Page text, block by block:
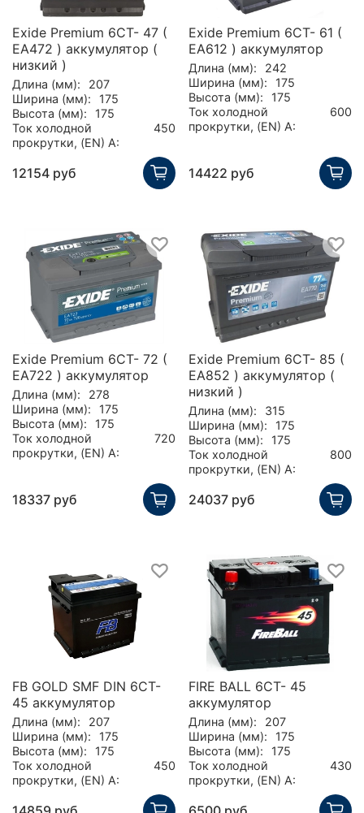
Exide Premium 6СТ- 47 (
EA472 ) аккумулятор (
низкий )
Длина (мм):
207
Ширина (мм):
175
Высота (мм):
175
Ток холодной
прокрутки, (EN) А:
450
12154 руб
Exide Premium 6СТ- 61 (
EA612 ) аккумулятор
Длина (мм):
242
Ширина (мм):
175
Высота (мм):
175
Ток холодной
прокрутки, (EN) А:
600
14422 руб
Exide Premium 6СТ- 72 (
EA722 ) аккумулятор
Длина (мм):
278
Ширина (мм):
175
Высота (мм):
175
Ток холодной
прокрутки, (EN) А:
720
18337 руб
Exide Premium 6СТ- 85 (
EA852 ) аккумулятор (
низкий )
Длина (мм):
315
Ширина (мм):
175
Высота (мм):
175
Ток холодной
прокрутки, (EN) А:
800
24037 руб
FB GOLD SMF DIN 6CT-
45 аккумулятор
Длина (мм):
207
Ширина (мм):
175
Высота (мм):
175
Ток холодной
прокрутки, (EN) А:
450
FIRE BALL 6СТ- 45
аккумулятор
Длина (мм):
207
Ширина (мм):
175
Высота (мм):
175
Ток холодной
прокрутки, (EN) А:
430